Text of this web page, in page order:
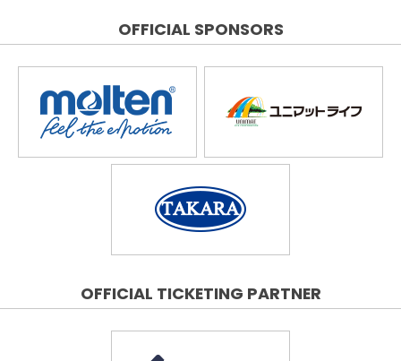
OFFICIAL SPONSORS
OFFICIAL TICKETING PARTNER